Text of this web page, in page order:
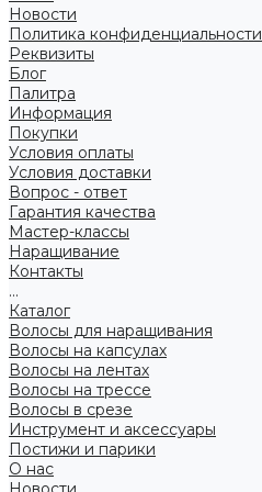
Новости
Политика конфиденциальности
Реквизиты
Блог
Палитра
Информация
Покупки
Условия оплаты
Условия доставки
Вопрос - ответ
Гарантия качества
Мастер-классы
Наращивание
Контакты
...
Каталог
Волосы для наращивания
Волосы на капсулах
Волосы на лентах
Волосы на трессе
Волосы в срезе
Инструмент и аксессуары
Постижи и парики
О нас